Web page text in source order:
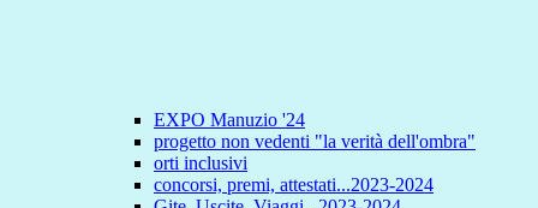
EXPO Manuzio '24
progetto non vedenti "la verità dell'ombra"
orti inclusivi
concorsi, premi, attestati...2023-2024